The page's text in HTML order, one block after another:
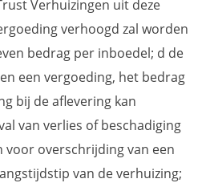
Verhuizingen uit deze
verhoogd zal worden
bedrag per inboedel; d de
een vergoeding, het bedrag
bij de aflevering kan
van verlies of beschadiging
voor overschrijding van een
van de verhuizing;